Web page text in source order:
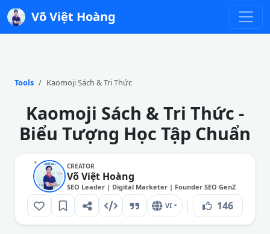
Võ Việt Hoàng
Tools Kaomoji Sách & Tri Thức
Kaomoji Sách & Tri Thức -
Biểu Tượng Học Tập Chuẩn
CREATOR
Võ Việt Hoàng
SEO Leader | Digital Marketer | Founder SEO GenZ
VI 146